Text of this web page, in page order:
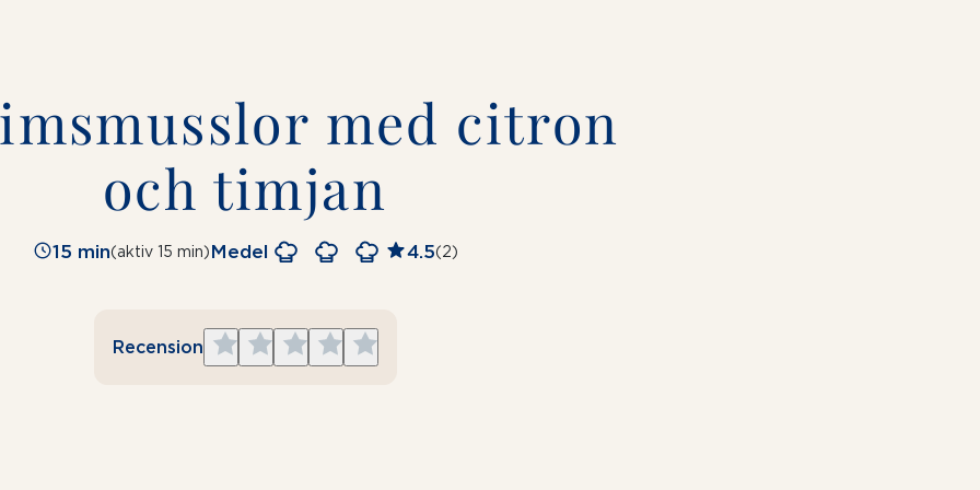
med citron
och timjan
15 min(aktiv 15 min)Medel 4.5(2)
Recension
Give
5
Give
4
Give
3
Give
2
Give
1